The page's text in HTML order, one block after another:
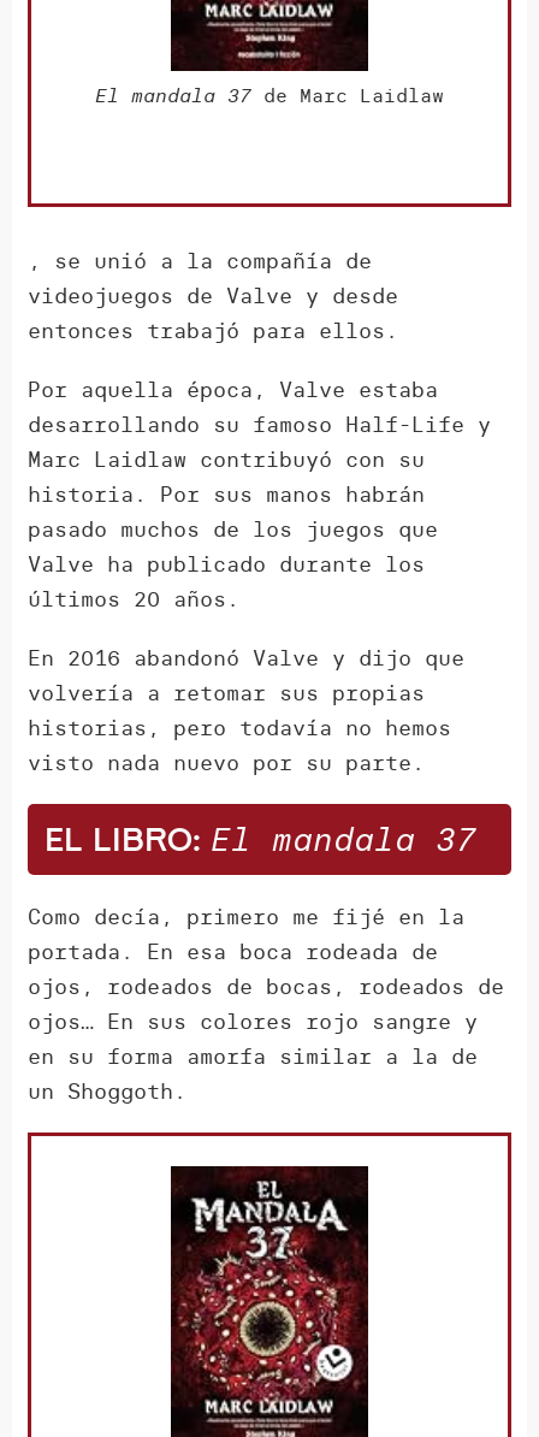
El mandala 37 de Marc Laidlaw
, se unió a la compañía de
videojuegos de Valve y desde
entonces trabajó para ellos.
Por aquella época, Valve estaba
desarrollando su famoso Half-Life y
Marc Laidlaw contribuyó con su
historia. Por sus manos habrán
pasado muchos de los juegos que
Valve ha publicado durante los
últimos 20 años.
En 2016 abandonó Valve y dijo que
volvería a retomar sus propias
historias, pero todavía no hemos
visto nada nuevo por su parte.
El libro: El mandala 37
Como decía, primero me fijé en la
portada. En esa boca rodeada de
ojos, rodeados de bocas, rodeados de
ojos… En sus colores rojo sangre y
en su forma amorfa similar a la de
un Shoggoth.